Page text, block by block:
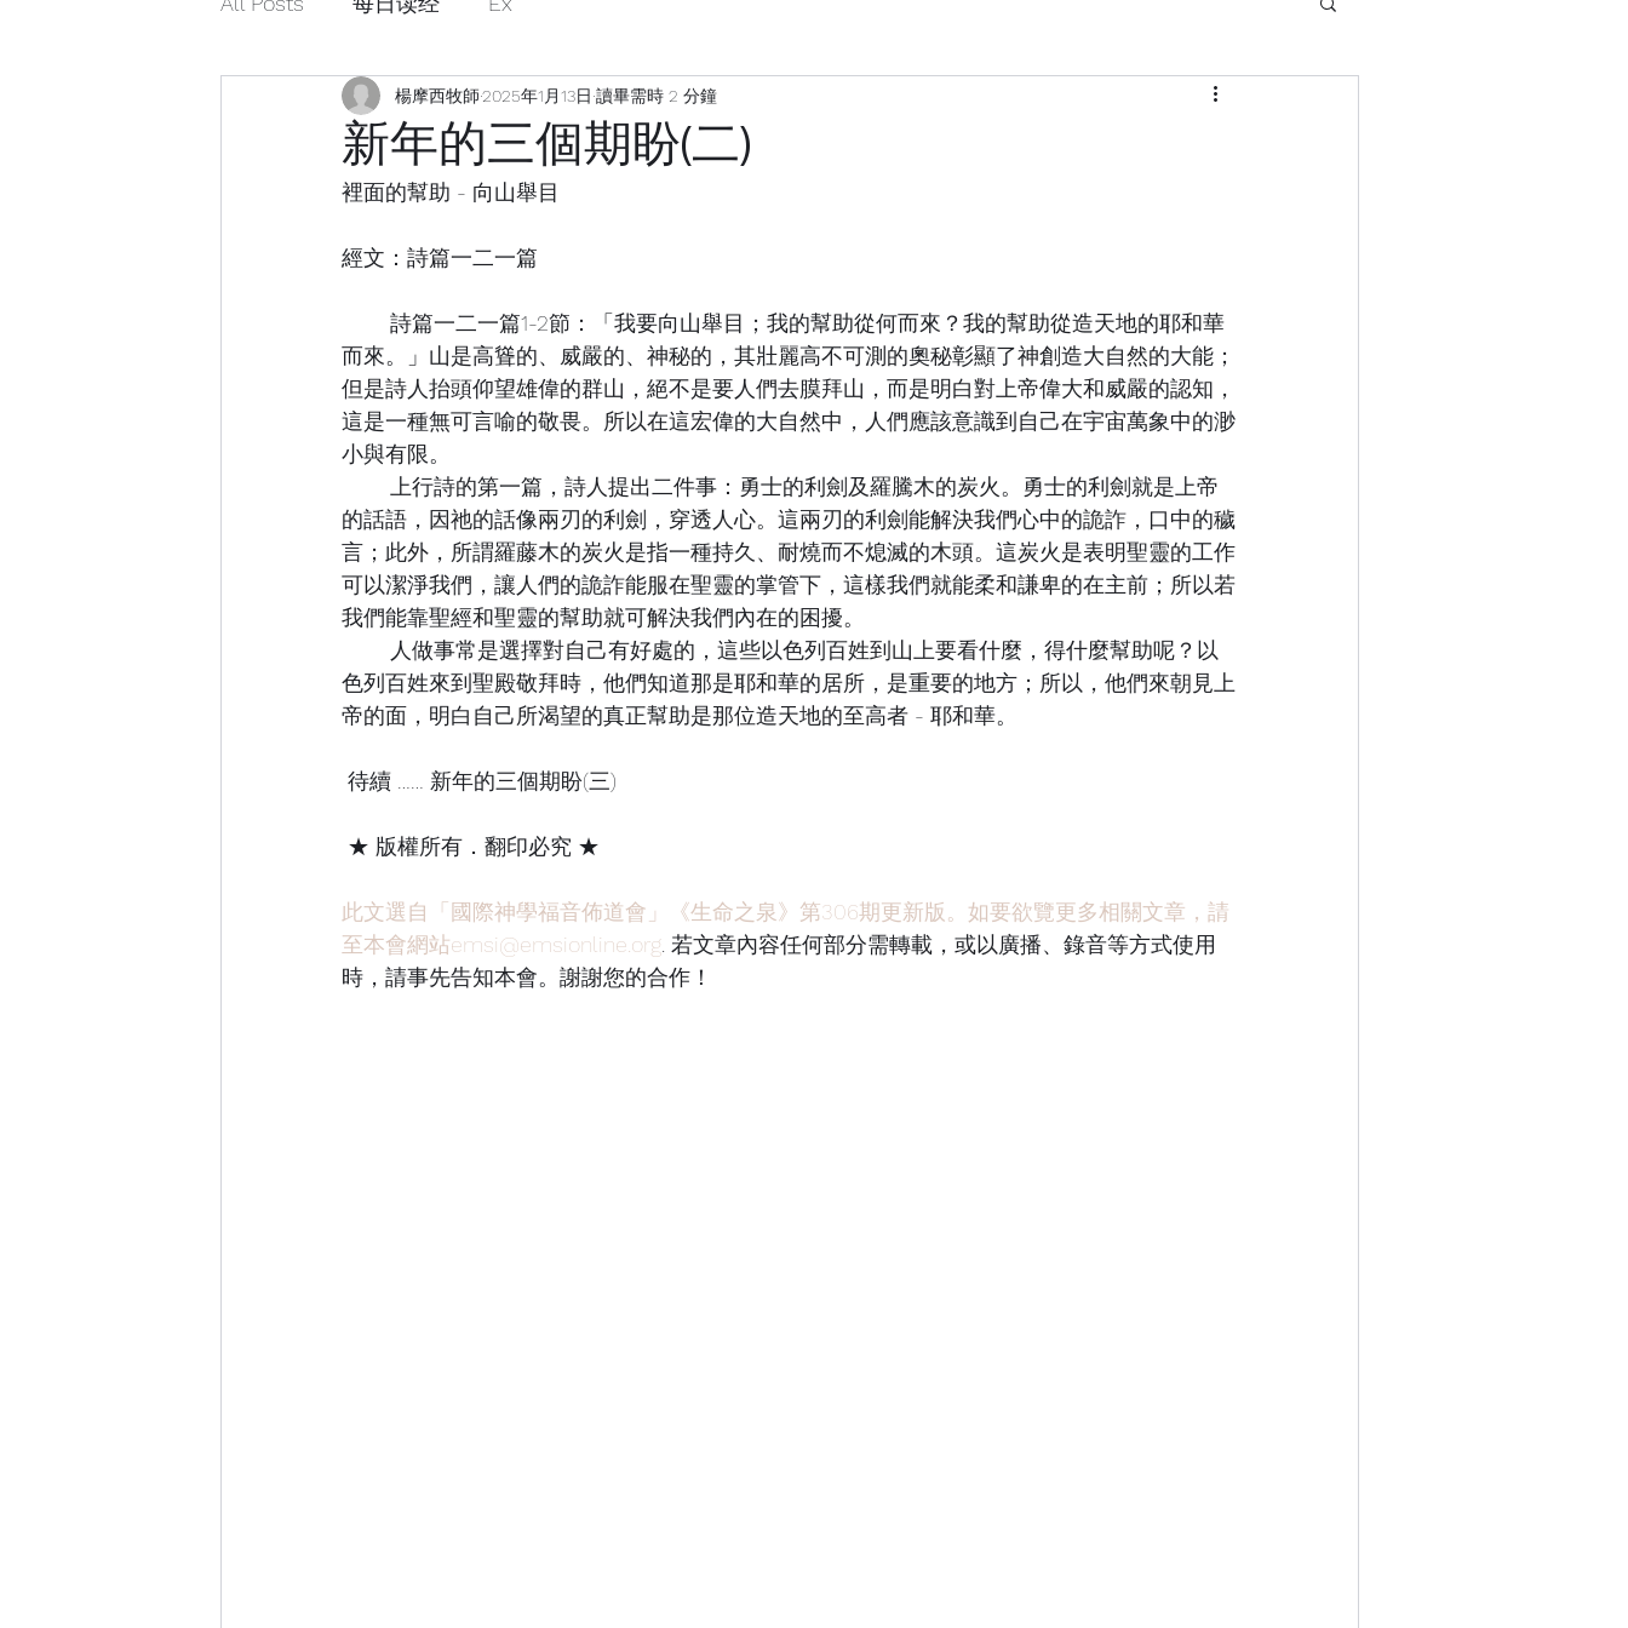
新年的三個期盼(二)
楊摩西牧師2025年1月13日 讀畢需時 2 分鐘
裡面的幫助 - 向山舉目
經文：詩篇一二一篇
而來。」山是高聳的、威嚴的、神秘的，其壯麗高不可測的奧秘彰顯了神創造大自然的大能；
但是詩人抬頭仰望雄偉的群山，絕不是要人們去膜拜山，而是明白對上帝偉大和威嚴的認知，
這是一種無可言喻的敬畏。所以在這宏偉的大自然中，人們應該意識到自己在宇宙萬象中的渺
小與有限。
的話語，因祂的話像兩刃的利劍，穿透人心。這兩刃的利劍能解決我們心中的詭詐，口中的穢
言；此外，所謂羅藤木的炭火是指一種持久、耐燒而不熄滅的木頭。這炭火是表明聖靈的工作
可以潔淨我們，讓人們的詭詐能服在聖靈的掌管下，這樣我們就能柔和謙卑的在主前；所以若
我們能靠聖經和聖靈的幫助就可解決我們內在的困擾。
色列百姓來到聖殿敬拜時，他們知道那是耶和華的居所，是重要的地方；所以，他們來朝見上
帝的面，明白自己所渴望的真正幫助是那位造天地的至高者 - 耶和華。
待續 …… 新年的三個期盼(三)
★ 版權所有．翻印必究 ★
此文選自「國際神學福音佈道會」《生命之泉》第306期更新版。如要欲覽更多相關文章，請
至本會網站emsi@emsionline.org . 若文章內容任何部分需轉載，或以廣播、錄音等方式使用
時，請事先告知本會。謝謝您的合作！